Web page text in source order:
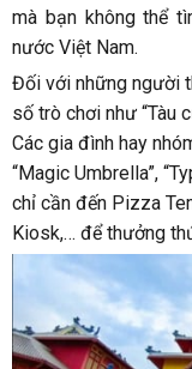
mà bạn không thể
nước Việt Nam.
Đối với những người
số trò chơi như “Tàu
Các gia đình hay
“Magic Umbrella”,
chỉ cần đến Pizza
Kiosk,… để thưởng